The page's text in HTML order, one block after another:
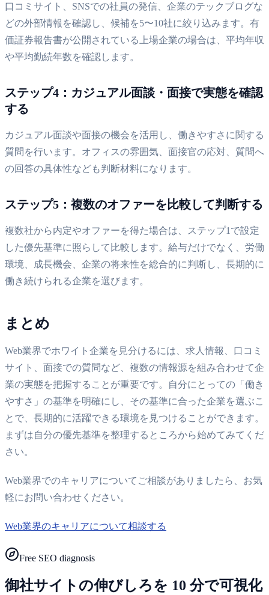
口コミサイト、SNSでの社員の発信、企業のテックブログな
どの外部情報を確認し、候補を5〜10社に絞り込みます。有
価証券報告書が公開されている上場企業の場合は、平均年収
や平均勤続年数を確認します。
ステップ4：カジュアル面談・面接で実態を確認
する
カジュアル面談や面接の機会を活用し、働きやすさに関する
質問を行います。オフィスの雰囲気、面接官の応対、質問へ
の回答の具体性なども判断材料になります。
ステップ5：複数のオファーを比較して判断する
複数社から内定やオファーを得た場合は、ステップ1で設定
した優先基準に照らして比較します。給与だけでなく、労働
環境、成長機会、企業の将来性を総合的に判断し、長期的に
働き続けられる企業を選びます。
まとめ
Web業界でホワイト企業を見分けるには、求人情報、口コミ
サイト、面接での質問など、複数の情報源を組み合わせて企
業の実態を把握することが重要です。自分にとっての「働き
やすさ」の基準を明確にし、その基準に合った企業を選ぶこ
とで、長期的に活躍できる環境を見つけることができます。
まずは自分の優先基準を整理するところから始めてみてくだ
さい。
Web業界でのキャリアについてご相談がありましたら、お気
軽にお問い合わせください。
Web業界のキャリアについて相談する
Free SEO diagnosis
御社サイトの伸びしろを 10 分で可視化